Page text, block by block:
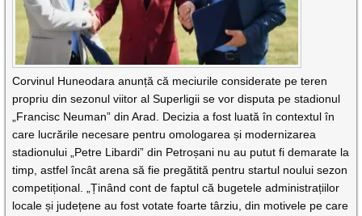
Corvinul Huneodara anunță că meciurile considerate pe teren
propriu din sezonul viitor al Superligii se vor disputa pe stadionul
„Francisc Neuman” din Arad. Decizia a fost luată în contextul în
care lucrările necesare pentru omologarea și modernizarea
stadionului „Petre Libardi” din Petroșani nu au putut fi demarate la
timp, astfel încât arena să fie pregătită pentru startul noului sezon
competițional. „Ținând cont de faptul că bugetele administrațiilor
locale și județene au fost votate foarte târziu, din motivele pe care